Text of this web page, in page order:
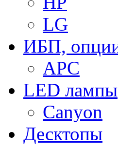
LG
ИБП,
APC
LED лампы
Canyon
Десктопы